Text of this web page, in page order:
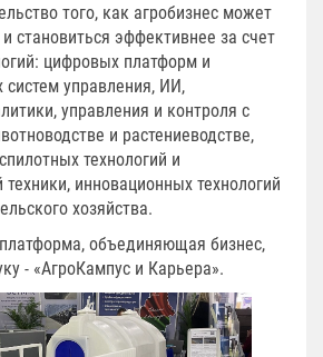
того, как агробизнес может
становиться эффективнее за счет
цифровых платформ и
систем управления, ИИ,
управления и контроля с
и растениеводстве,
технологий и
техники, инновационных технологий
хозяйства.
объединяющая бизнес,
- «АгроКампус и Карьера».